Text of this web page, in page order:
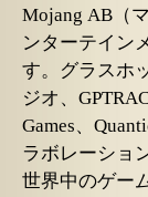
Mojang AB（
ンターテイン
す。グラスホ
ジオ、
Games、
ラボレーショ
世界中のゲー